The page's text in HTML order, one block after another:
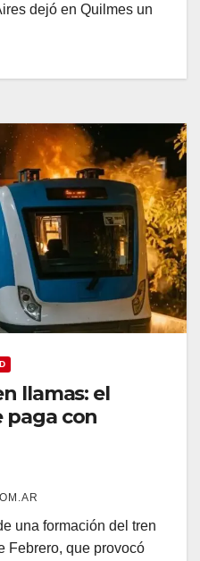
dejó en Quilmes un
llamas: el
paga con
una formación del tren
Febrero, que provocó